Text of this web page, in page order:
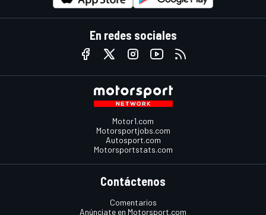
En redes sociales
Motor1.com
Motorsportjobs.com
Autosport.com
Motorsportstats.com
Contáctenos
Comentarios
Anúnciate en Motorsport.com